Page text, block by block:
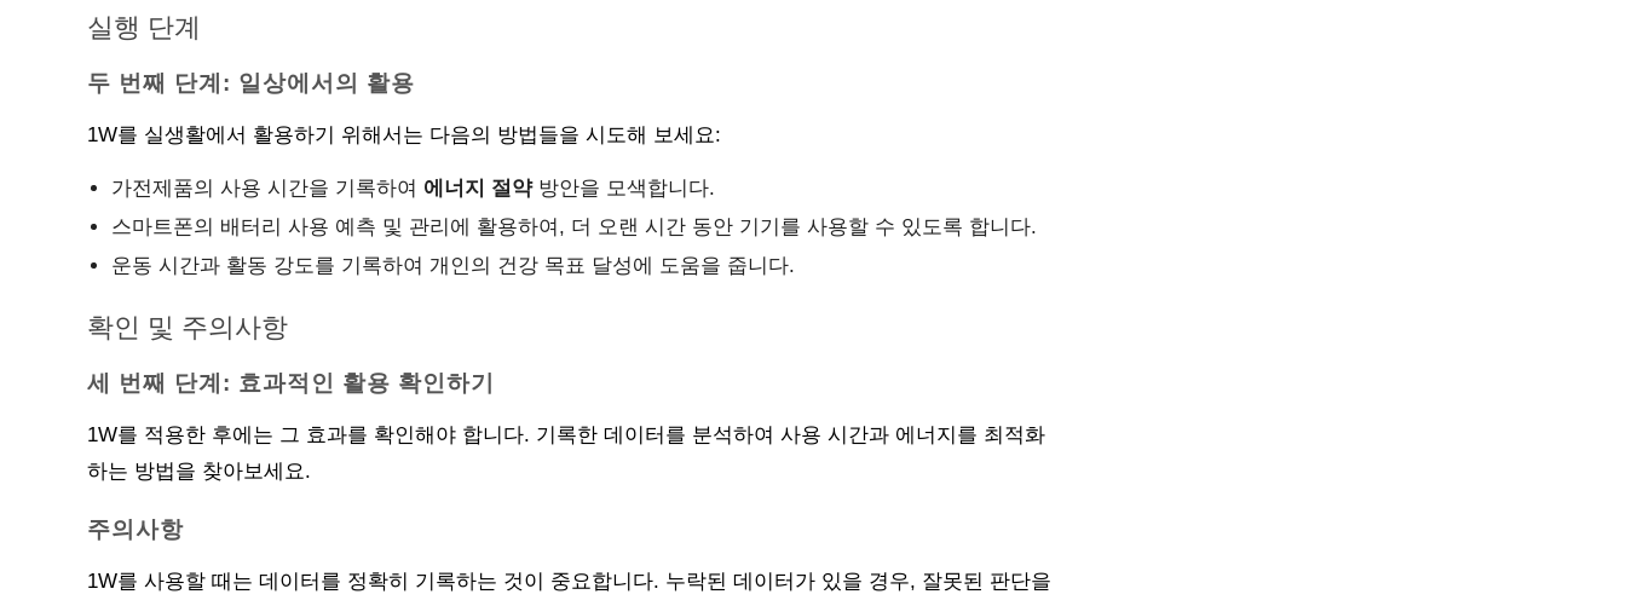
실행 단계
두 번째 단계: 일상에서의 활용
1W를 실생활에서 활용하기 위해서는 다음의 방법들을 시도해 보세요:
가전제품의 사용 시간을 기록하여 에너지 절약방안을 모색합니다.
스마트폰의 배터리 사용 예측 및 관리에 활용하여, 더 오랜 시간 동안 기기를 사용할 수 있도록 합니다.
운동 시간과 활동 강도를 기록하여 개인의 건강 목표 달성에 도움을 줍니다.
확인 및 주의사항
세 번째 단계: 효과적인 활용 확인하기
1W를 적용한 후에는 그 효과를 확인해야 합니다. 기록한 데이터를 분석하여 사용 시간과 에너지를 최적화
하는 방법을 찾아보세요.
주의사항
1W를 사용할 때는 데이터를 정확히 기록하는 것이 중요합니다. 누락된 데이터가 있을 경우, 잘못된 판단을